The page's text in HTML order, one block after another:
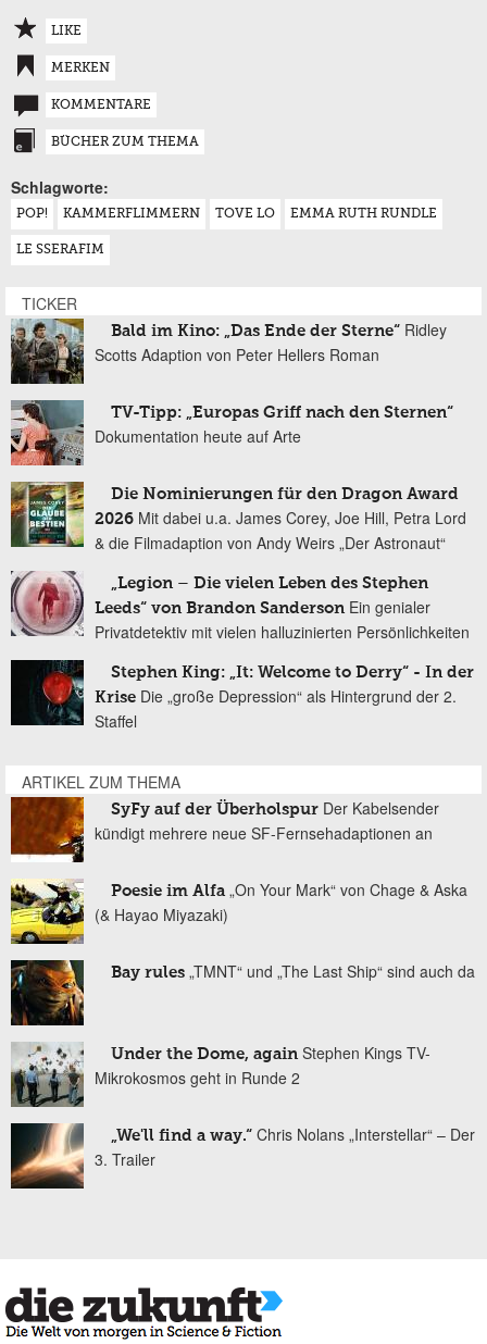
LIKE
MERKEN
KOMMENTARE
BÜCHER ZUM THEMA
Schlagworte:
POP! KAMMERFLIMMERN TOVE LO EMMA RUTH RUNDLE
LE SSERAFIM
TICKER
Bald im Kino: „Das Ende der Sterne“ Ridley
Scotts Adaption von Peter Hellers Roman
TV-Tipp: „Europas Griff nach den Sternen“
Dokumentation heute auf Arte
Die Nominierungen für den Dragon Award
2026 Mit dabei u.a. James Corey, Joe Hill, Petra Lord
& die Filmadaption von Andy Weirs „Der Astronaut“
„Legion – Die vielen Leben des Stephen
Leeds“ von Brandon Sanderson Ein genialer
Privatdetektiv mit vielen halluzinierten Persönlichkeiten
Stephen King: „It: Welcome to Derry“ - In der
Krise Die „große Depression“ als Hintergrund der 2.
Staffel
ARTIKEL ZUM THEMA
SyFy auf der Überholspur Der Kabelsender
kündigt mehrere neue SF-Fernsehadaptionen an
Poesie im Alfa „On Your Mark“ von Chage & Aska
(& Hayao Miyazaki)
Bay rules „TMNT“ und „The Last Ship“ sind auch da
Under the Dome, again Stephen Kings TV-
Mikrokosmos geht in Runde 2
„We'll find a way.“ Chris Nolans „Interstellar“ – Der
3. Trailer